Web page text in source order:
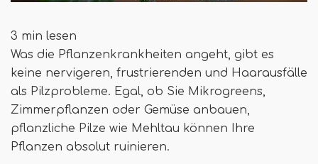
3 min lesen
Was die Pflanzenkrankheiten angeht, gibt es
keine nervigeren, frustrierenden und Haarausfälle
als Pilzprobleme. Egal, ob Sie Mikrogreens,
Zimmerpflanzen oder Gemüse anbauen,
pflanzliche Pilze wie Mehltau können Ihre
Pflanzen absolut ruinieren.